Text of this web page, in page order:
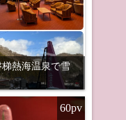
熱海温泉で雪
60pv